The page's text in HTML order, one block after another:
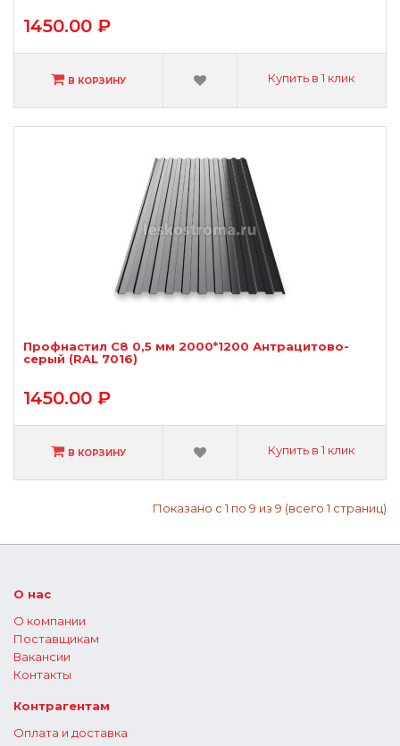
1450.00 ₽
В КОРЗИНУ Купить в 1 клик
Профнастил С8 0,5 мм 2000*1200 Антрацитово-
серый (RAL 7016)
1450.00 ₽
В КОРЗИНУ Купить в 1 клик
Показано с 1 по 9 из 9 (всего 1 страниц)
О нас
О компании
Поставщикам
Вакансии
Контакты
Контрагентам
Оплата и доставка